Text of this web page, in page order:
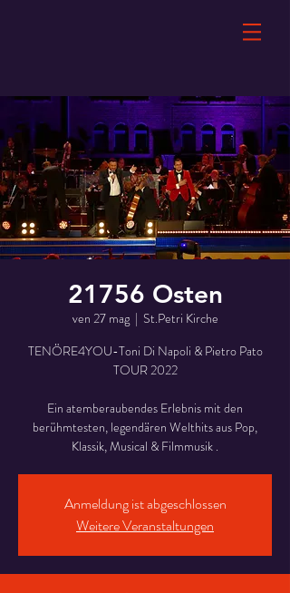
21756 Osten
ven 27 mag
  |
St.Petri Kirche
TENÖRE4YOU-Toni Di Napoli & Pietro Pato
TOUR 2022
Ein atemberaubendes Erlebnis mit den
berühmtesten, legendären Welthits aus Pop,
Klassik, Musical & Filmmusik .
Anmeldung ist abgeschlossen
Weitere Veranstaltungen